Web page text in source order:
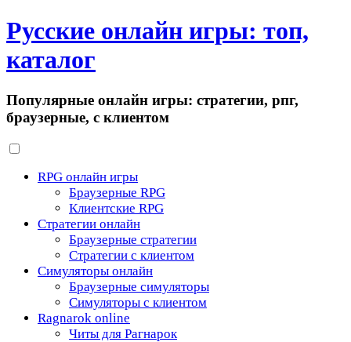
Русские онлайн игры: топ,
каталог
Популярные онлайн игры: стратегии, рпг,
браузерные, с клиентом
RPG онлайн игры
Браузерные RPG
Клиентские RPG
Стратегии онлайн
Браузерные стратегии
Стратегии с клиентом
Симуляторы онлайн
Браузерные симуляторы
Симуляторы с клиентом
Ragnarok online
Читы для Рагнарок